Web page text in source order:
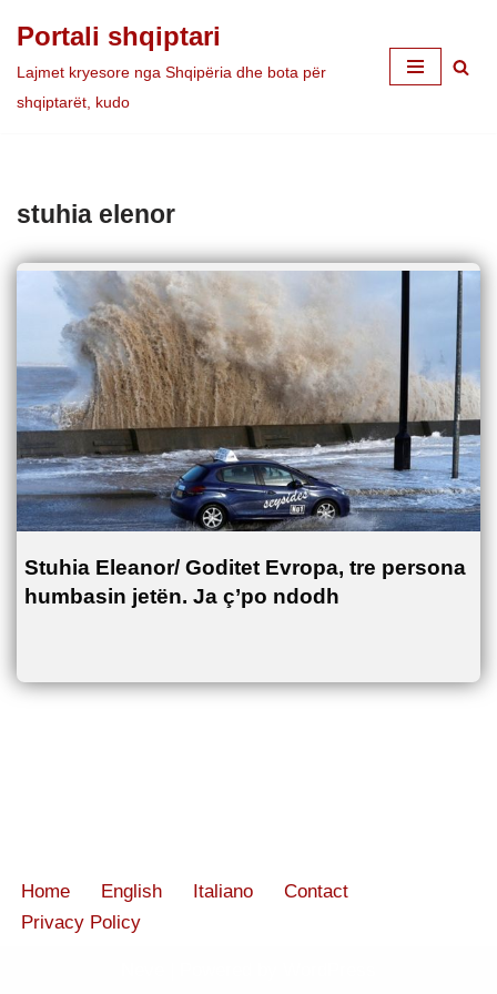
Skip
to
Portali shqiptari
Lajmet kryesore nga Shqipëria dhe bota për
shqiptarët, kudo
stuhia elenor
Stuhia Eleanor/ Goditet Evropa, tre persona
humbasin jetën. Ja ç’po ndodh
Home English Italiano
Contact
Privacy Policy